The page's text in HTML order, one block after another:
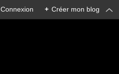
Connexion + Créer mon blog